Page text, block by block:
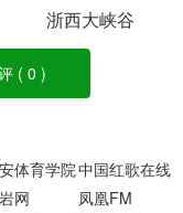
浙西大峡谷
( 0 )
体育学院中国红歌在线
网
凤凰FM